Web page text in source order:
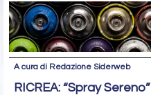
A cura di Redazione Siderweb
RICREA: “Spray Sereno”